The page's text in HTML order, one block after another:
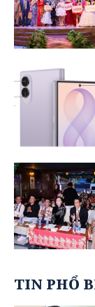
TIN PHỔ